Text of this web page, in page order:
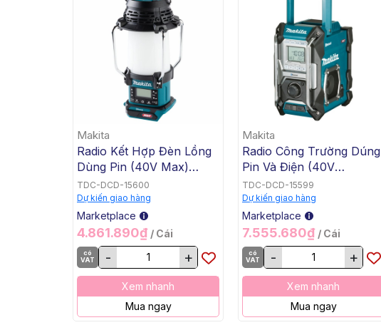
Makita
Radio Kết Hợp Đèn Lồng
Dùng Pin (40V Max)
Makita MR010GZ
TDC-DCD-15600
Dự kiến giao hàng
Marketplace
4.861.890₫ / Cái
có
VAT
- +
Xem nhanh
Mua ngay
Makita
Radio Công Trường Dúng
Pin Và Điện (40V
MAx/18V/14.4V/12V
MAx/AC) Makita
MR002GZ
TDC-DCD-15599
Dự kiến giao hàng
Marketplace
7.555.680₫ / Cái
có
VAT
- +
Xem nhanh
Mua ngay